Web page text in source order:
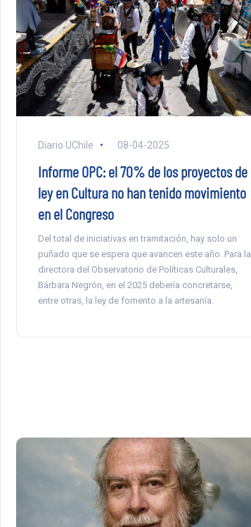
Diario UChile 08-04-2025
Informe OPC: el 70% de los proyectos de
ley en Cultura no han tenido movimiento
en el Congreso
Del total de iniciativas en tramitación, hay solo un
puñado que se espera que avancen este año. Para la
directora del Observatorio de Políticas Culturales,
Bárbara Negrón, en el 2025 debería concretarse,
entre otras, la ley de fomento a la artesanía.